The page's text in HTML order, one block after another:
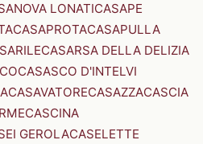
LONATICASAPE
CASAPROTACASAPULLA
CASARSA DELLA DELIZIA
CASASCO D'INTELVI
CASAVATORECASAZZACASCIA
CASCINA
GEROLACASELETTE